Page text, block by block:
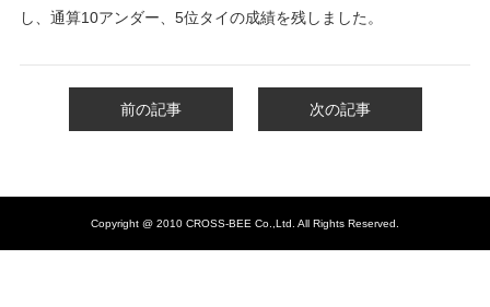
し、通算10アンダー、5位タイの成績を残しました。
前の記事 次の記事
Copyright @ 2010 CROSS-BEE Co.,Ltd. All Rights Reserved.